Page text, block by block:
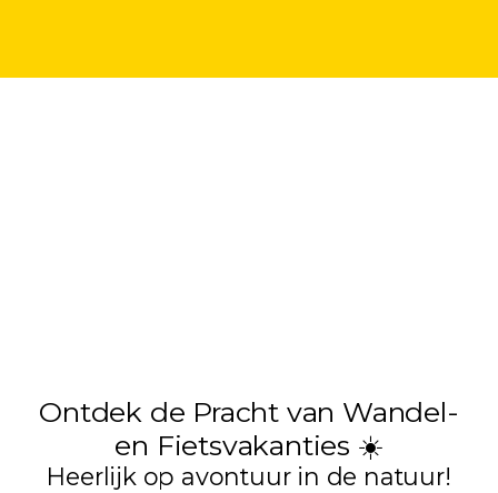
Ontdek de Pracht van Wandel-
en Fietsvakanties ☀️
Heerlijk op avontuur in de natuur!